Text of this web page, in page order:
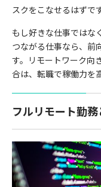
スクをこなせるはずです
もし好きな仕事ではな
つながる仕事なら、前
す。リモートワーク向
合は、転職で稼働力を
フルリモート勤